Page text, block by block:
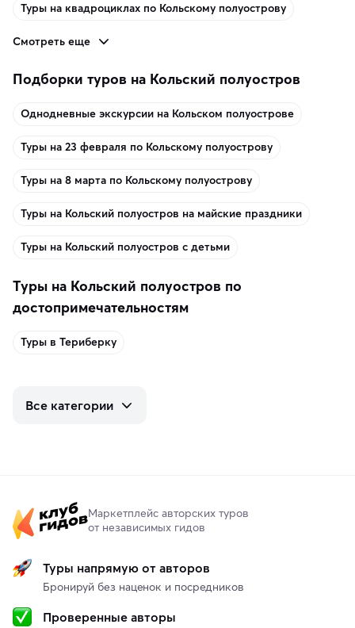
Туры на квадроциклах по Кольскому полуострову
Смотреть еще
Подборки туров на Кольский полуостров
Однодневные экскурсии на Кольском полуострове
Туры на 23 февраля по Кольскому полуострову
Туры на 8 марта по Кольскому полуострову
Туры на Кольский полуостров на майские праздники
Туры на Кольский полуостров с детьми
Туры на Кольский полуостров по
достопримечательностям
Туры в Териберку
Все категории
Маркетплейс авторских туров
от независимых гидов
Туры напрямую от авторов
Бронируй без наценок и посредников
Проверенные авторы